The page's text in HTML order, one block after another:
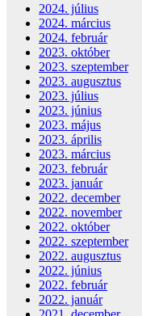
2024. július
2024. március
2024. február
2023. október
2023. szeptember
2023. augusztus
2023. július
2023. június
2023. május
2023. április
2023. március
2023. február
2023. január
2022. december
2022. november
2022. október
2022. szeptember
2022. augusztus
2022. június
2022. február
2022. január